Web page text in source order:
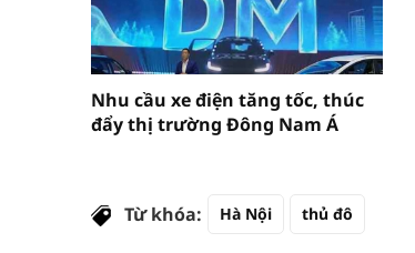
Nhu cầu xe điện tăng tốc, thúc
đẩy thị trường Đông Nam Á
Từ khóa: Hà Nội thủ đô